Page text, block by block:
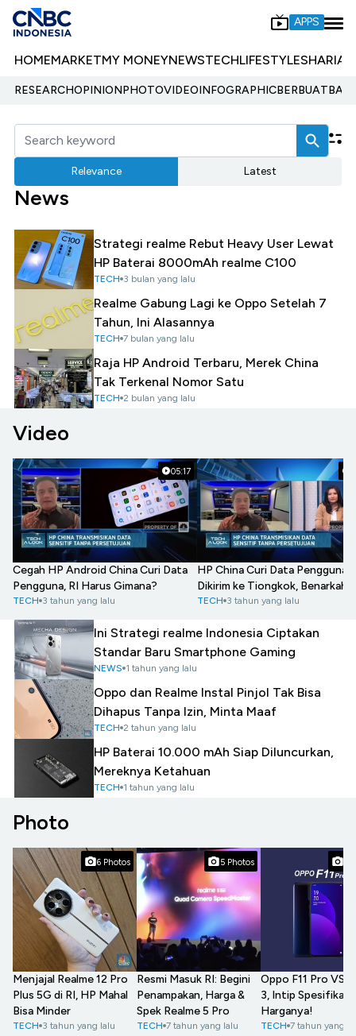
APPS
HOMEMARKETMY MONEYNEWSTECHLIFESTYLESHARIA
RESEARCHOPINIONPHOTOVIDEOINFOGRAPHIC
Relevance Latest
News
Strategi realme Rebut Heavy User Lewat
HP Baterai 8000mAh realme C100
TECH 3 bulan yang lalu
Realme Gabung Lagi ke Oppo Setelah 7
Tahun, Ini Alasannya
TECH 7 bulan yang lalu
Raja HP Android Terbaru, Merek China
Tak Terkenal Nomor Satu
TECH 2 bulan yang lalu
Video
05:17
Cegah HP Android China Curi Data
Pengguna, RI Harus Gimana?
TECH 3 tahun yang lalu
HP China Curi Data Pengguna &
Dikirim ke Tiongkok, Benarkah?
TECH 3 tahun yang lalu
Ini Strategi realme Indonesia Ciptakan
Standar Baru Smartphone Gaming
NEWS 1 tahun yang lalu
Oppo dan Realme Instal Pinjol Tak Bisa
Dihapus Tanpa Izin, Minta Maaf
TECH 2 tahun yang lalu
HP Baterai 10.000 mAh Siap Diluncurkan,
Mereknya Ketahuan
TECH 1 tahun yang lalu
Photo
6 Photos
Menjajal Realme 12 Pro
Plus 5G di RI, HP Mahal
Bisa Minder
TECH 3 tahun yang lalu
5 Photos
Resmi Masuk RI: Begini
Penampakan, Harga &
Spek Realme 5 Pro
TECH 7 tahun yang lalu
Oppo F11 Pro VS
3, Intip Spesifikasi
Harganya!
TECH 7 tahun yang